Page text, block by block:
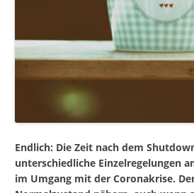
Endlich: Die Zeit nach dem
unterschiedliche Einzelregelungen
im Umgang mit der Coronakrise.